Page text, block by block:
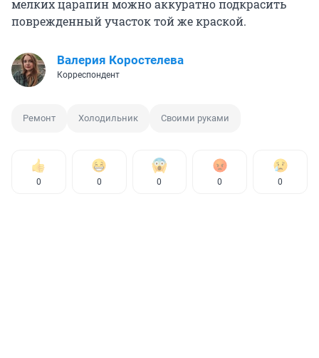
мелких царапин можно аккуратно подкрасить
поврежденный участок той же краской.
Валерия Коростелева
Корреспондент
Ремонт Холодильник Своими руками
0 0 0 0 0